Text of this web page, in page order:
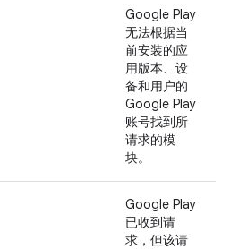
Google Play
无法根据当
前安装的应
用版本、设
备和用户的
Google Play
账号找到所
请求的模
块。
Google Play
已收到请
求，但该请